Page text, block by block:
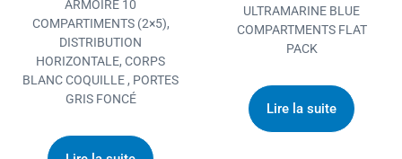
ARMOIRE 10
COMPARTIMENTS (2×5),
DISTRIBUTION
HORIZONTALE, CORPS
BLANC COQUILLE , PORTES
GRIS FONCÉ
ULTRAMARINE BLUE
COMPARTMENTS FLAT
PACK
Lire la suite